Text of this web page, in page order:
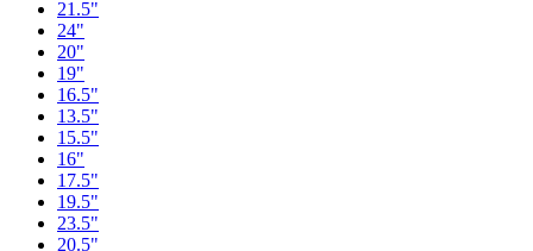
21.5"
24"
20"
19"
16.5"
13.5"
15.5"
16"
17.5"
19.5"
23.5"
20.5"